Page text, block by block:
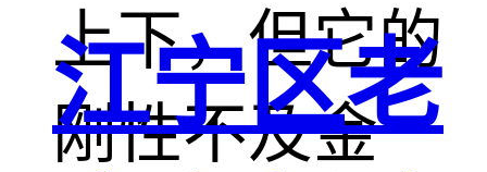
上下，但它的
刚性不及金
江宁区老